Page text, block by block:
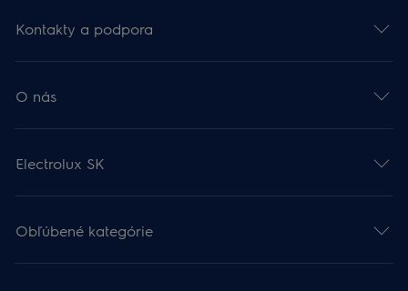
Kontakty a podpora
O nás
Electrolux SK
Obľúbené kategórie